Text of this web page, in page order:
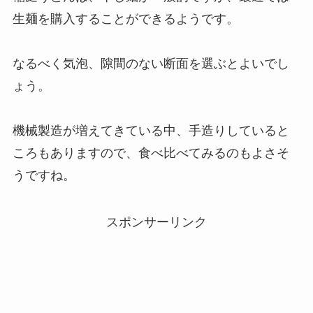
生麺を購入することができるようです。
なるべく気泡、隙間のない断面を選ぶとよいでし
ょう。
機械製造が増えてきている中、手造りしていると
ころもありますので、食べ比べてみるのもよさそ
うですね。
スポンサーリンク